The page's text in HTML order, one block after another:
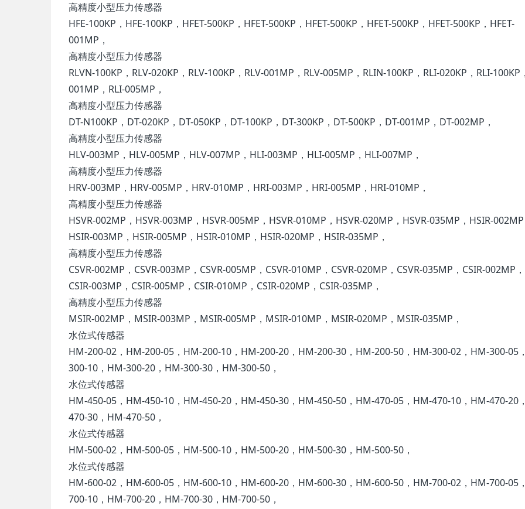
高精度小型压力传感器
HFE-100KP，HFE-100KP，HFET-500KP，HFET-500KP，HFET-500KP，HFET-500KP，HFET-500KP，HFET-
001MP，
高精度小型压力传感器
RLVN-100KP，RLV-020KP，RLV-100KP，RLV-001MP，RLV-005MP，RLIN-100KP，RLI-020KP，RLI-100KP
001MP，RLI-005MP，
高精度小型压力传感器
DT-N100KP，DT-020KP，DT-050KP，DT-100KP，DT-300KP，DT-500KP，DT-001MP，DT-002MP，
高精度小型压力传感器
HLV-003MP，HLV-005MP，HLV-007MP，HLI-003MP，HLI-005MP，HLI-007MP，
高精度小型压力传感器
HRV-003MP，HRV-005MP，HRV-010MP，HRI-003MP，HRI-005MP，HRI-010MP，
高精度小型压力传感器
HSVR-002MP，HSVR-003MP，HSVR-005MP，HSVR-010MP，HSVR-020MP，HSVR-035MP，HSIR-002MP
HSIR-003MP，HSIR-005MP，HSIR-010MP，HSIR-020MP，HSIR-035MP，
高精度小型压力传感器
CSVR-002MP，CSVR-003MP，CSVR-005MP，CSVR-010MP，CSVR-020MP，CSVR-035MP，CSIR-002MP，
CSIR-003MP，CSIR-005MP，CSIR-010MP，CSIR-020MP，CSIR-035MP，
高精度小型压力传感器
MSIR-002MP，MSIR-003MP，MSIR-005MP，MSIR-010MP，MSIR-020MP，MSIR-035MP，
水位式传感器
HM-200-02，HM-200-05，HM-200-10，HM-200-20，HM-200-30，HM-200-50，HM-300-02，HM-300-05
300-10，HM-300-20，HM-300-30，HM-300-50，
水位式传感器
HM-450-05，HM-450-10，HM-450-20，HM-450-30，HM-450-50，HM-470-05，HM-470-10，HM-470-20
470-30，HM-470-50，
水位式传感器
HM-500-02，HM-500-05，HM-500-10，HM-500-20，HM-500-30，HM-500-50，
水位式传感器
HM-600-02，HM-600-05，HM-600-10，HM-600-20，HM-600-30，HM-600-50，HM-700-02，HM-700-05
700-10，HM-700-20，HM-700-30，HM-700-50，